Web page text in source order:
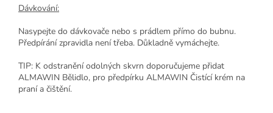
Dávkování:
Nasypejte do dávkovače nebo s prádlem přímo do bubnu.
Předpírání zpravidla není třeba. Důkladně vymáchejte.
TIP: K odstranění odolných skvrn doporučujeme přidat
ALMAWIN Bělidlo, pro předpírku ALMAWIN Čistící krém na
praní a čištění.